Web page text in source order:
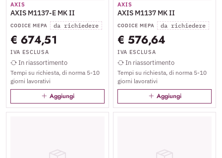
AXIS
AXIS M1137-E MK II
CODICE MEPA da richiedere
€ 674,51
IVA ESCLUSA
In riassortimento
Tempi su richiesta, di norma 5-10
giorni lavorativi
Aggiungi
AXIS
AXIS M1137 MK II
CODICE MEPA da richiedere
€ 576,64
IVA ESCLUSA
In riassortimento
Tempi su richiesta, di norma 5-10
giorni lavorativi
Aggiungi